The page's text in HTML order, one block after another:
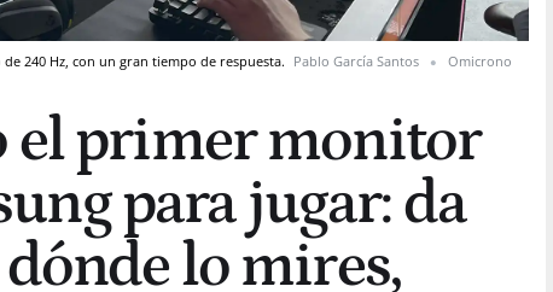
240 Hz, con un gran tiempo de respuesta. Pablo García Santos
Omicrono
el primer monitor
para jugar: da
lo mires,